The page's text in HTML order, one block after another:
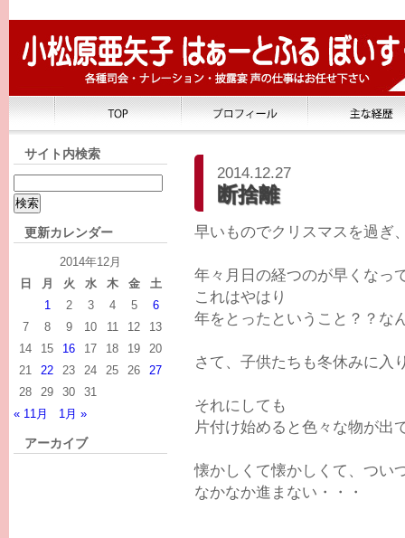
サイト内検索
更新カレンダー
2014年12月
日
月 火 水 木 金
土
1
2 3 4 5
6
7
8 9 10 11 12
13
14
15 16 17 18 19
20
21
22 23 24 25 26
27
28
29 30
31
« 11月
1月 »
アーカイブ
2014.12.27
断捨離
早いものでクリスマスを過ぎ
年々月日の経つのが早くなっ
これはやはり
年をとったということ？？な
さて、子供たちも冬休みに入
それにしても
片付け始めると色々な物が出
懐かしくて懐かしくて、つい
なかなか進まない・・・